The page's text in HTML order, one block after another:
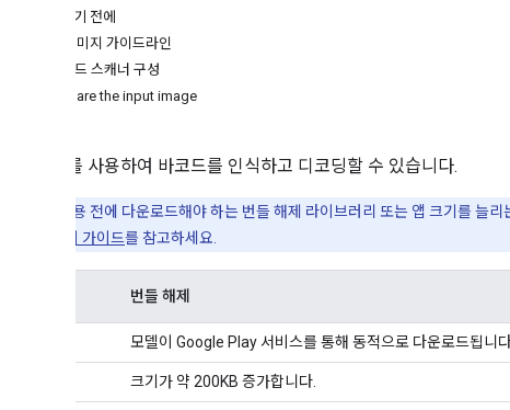
시작하기 전에
입력 이미지 가이드라인
1. 바코드 스캐너 구성
2. Prepare the input image
ML Kit를 사용하여 바코드를 인식하고 디코딩할 수 있습니다.
이 API는 사용 전에 다운로드해야 하는 번들 해제 라이브러리 또는 앱 크기를 늘
이 가이드를 참고하세요.
번들 해제
모델이 Google Play 서비스를 통해 동적으로 다운로드됩니
크기가 약 200KB 증가합니다.